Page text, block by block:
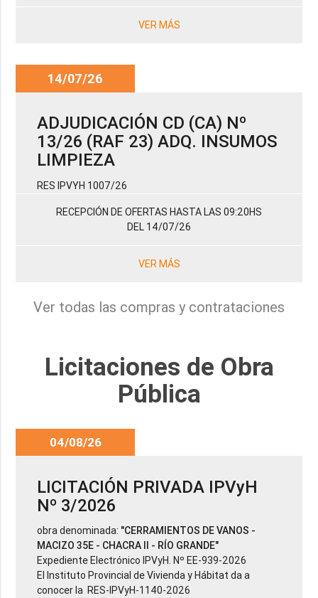
VER MÁS
14/07/26
ADJUDICACIÓN CD (CA) Nº
13/26 (RAF 23) ADQ. INSUMOS
LIMPIEZA
RES IPVYH 1007/26
RECEPCIÓN DE OFERTAS HASTA LAS 09:20HS
DEL 14/07/26
VER MÁS
Ver todas las compras y contrataciones
Licitaciones de Obra
Pública
04/08/26
LICITACIÓN PRIVADA IPVyH
Nº 3/2026
obra denominada: "CERRAMIENTOS DE VANOS -
MACIZO 35E - CHACRA II - RÍO GRANDE"
Expediente Electrónico IPVyH. Nº EE-939-2026
El Instituto Provincial de Vivienda y Hábitat da a
conocer la RES-IPVyH-1140-2026